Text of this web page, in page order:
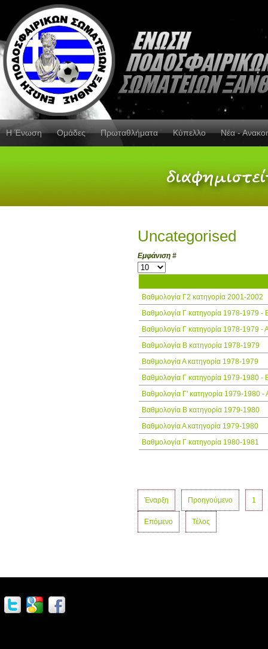
Η Ένωση Ομάδες Πρωταθλήματα Κύπελλο Νέα -
Uncategorised
Εμφάνιση #
Βαθμολογία Γ2 κατηγορία 2001-2002
Βαθμολογία Γ κατηγορία 1978-1979 -
Βαθμολογία Γ κατηγορία 1978-1979 -
Βαθμολογία Β κατηγορία 1978-1979
Βαθμολογία Α κατηγορία 1978-1979
Βαθμολογία Γ κατηγορία 1979-1980 -
Βαθμολογία Γ' κατηγορία 1979-1980 -
Βαθμολογία Β κατηγορία 1979-1980
Βαθμολογία Α κατηγορία 1979-1980
Βαθμολογία Γ κατηγορία 1980-1981
Έναρξη Προηγούμενο 1
Επόμενο Τέλος